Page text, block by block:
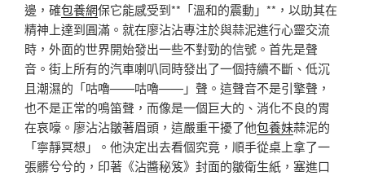
邊，確包養網保它能感受到**「溫和的震動」**，以助其在
精神上達到圓滿。就在廖沾沾專注於與蒜泥進行心靈交流
時，外面的世界開始發出一些不對勁的信號。首先是聲
音。街上所有的汽車喇叭同時發出了一個持續不斷、低沉
且潮濕的「咕嚕——咕嚕——」聲。這聲音不是引擎聲，
也不是正常的鳴笛聲，而像是一個巨大的、消化不良的胃
在哀嚎。廖沾沾皺著眉頭，這嚴重干擾了他包養妹蒜泥的
「寧靜冥想」。他決定出去看個究竟，順手從桌上拿了一
張髒兮兮的，印著《沾醬秘笈》封面的皺衛生紙，塞進口